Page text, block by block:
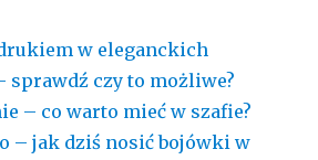
w eleganckich
sprawdź czy to możliwe?
– co warto mieć w szafie?
– jak dziś nosić bojówki w